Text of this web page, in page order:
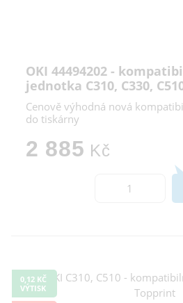
OKI 44494202 -
jednotka C310, C330,
Cenově výhodná nová
do tiskárny
2 885 Kč
0,12 KČ
VÝTISK